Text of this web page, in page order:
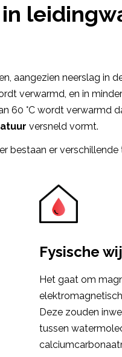
aangezien neerslag in
verwarmd, en in
60 °C wordt verwarmd
versneld vormt.
bestaan er verschillende
Fysische
Het gaat om
Deze zouden
tussen